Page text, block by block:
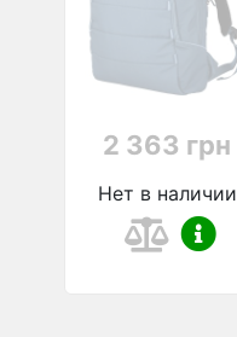
2 363 грн
Нет в наличии